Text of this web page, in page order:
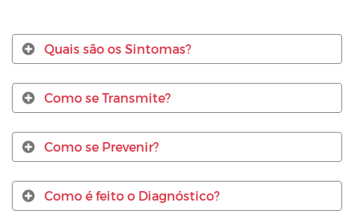
Quais são os Sintomas?
Como se Transmite?
Como se Prevenir?
Como é feito o Diagnóstico?